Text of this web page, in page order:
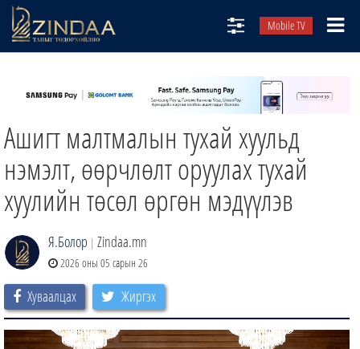
Mobile TV
ТВ8
ӨГЛӨӨНИЙ СОНИН
ЗИНДАА СЭТГҮҮЛ
Ашигт малтмалын тухай хуульд
нэмэлт, өөрчлөлт оруулах тухай
хуулийн төсөл өргөн мэдүүлэв
Я.Болор | Zindaa.mn
2026 оны 05 сарын 26
Хуваалцах Жиргэх